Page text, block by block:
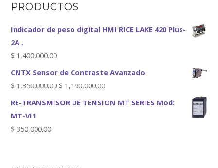
PRODUCTOS
Indicador de peso digital HMI RICE LAKE 420 Plus-
2A .
$ 1,400,000.00
CNTX Sensor de Contraste Avanzado
$1,350,000.00 $ 1,190,000.00
RE-TRANSMISOR DE TENSION MT SERIES Mod:
MT-VI1
$ 350,000.00